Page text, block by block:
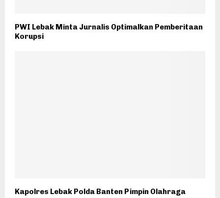
PWI Lebak Minta Jurnalis Optimalkan Pemberitaan
Korupsi
Kapolres Lebak Polda Banten Pimpin Olahraga